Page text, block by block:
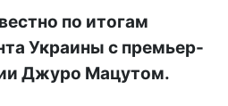
по итогам
Украины с премьер-
Джуро Мацутом.